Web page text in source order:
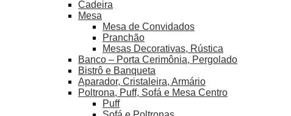
Cadeira
Mesa
Mesa de Convidados
Pranchão
Mesas Decorativas, Rústica
Banco – Porta Cerimônia, Pergolado
Bistrô e Banqueta
Aparador, Cristaleira, Armário
Poltrona, Puff, Sofá e Mesa Centro
Puff